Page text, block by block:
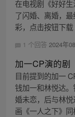
在电视剧《好好
了闪婚、离婚，
彩，点击按钮下载
1 个回答 2024年
加一CP演的剧
目前提到的加一
钱加一和林悦达
婚未恋，后与林
画《一人之下》